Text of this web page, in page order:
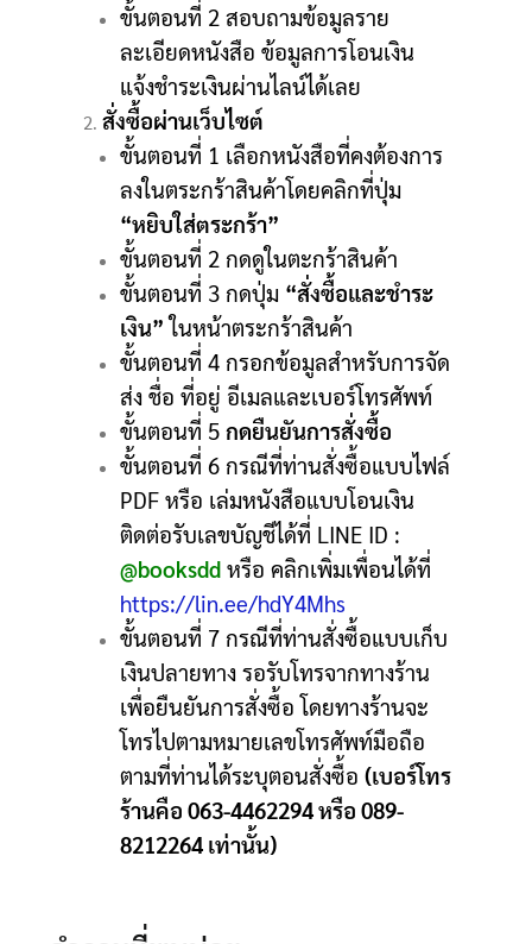
ขั้นตอนที่ 2 สอบถามข้อมูลราย
ละเอียดหนังสือ ข้อมูลการโอนเงิน
แจ้งชำระเงินผ่านไลน์ได้เลย
สั่งซื้อผ่านเว็บไซต์
ขั้นตอนที่ 1 เลือกหนังสือที่คงต้องการ
ลงในตระกร้าสินค้าโดยคลิกที่ปุ่ม
“หยิบใส่ตระกร้า”
ขั้นตอนที่ 2 กดดูในตะกร้าสินค้า
ขั้นตอนที่ 3 กดปุ่ม “สั่งซื้อและชำระ
เงิน”ในหน้าตระกร้าสินค้า
ขั้นตอนที่ 4 กรอกข้อมูลสำหรับการจัด
ส่ง ชื่อ ที่อยู่ อีเมลและเบอร์โทรศัพท์
ขั้นตอนที่ 5กดยืนยันการสั่งซื้อ
ขั้นตอนที่ 6 กรณีที่ท่านสั่งซื้อแบบไฟล์
PDF หรือ เล่มหนังสือแบบโอนเงิน
ติดต่อรับเลขบัญชีได้ที่ LINE ID :
@booksdd หรือ คลิกเพิ่มเพื่อนได้ที่
https://lin.ee/hdY4Mhs
ขั้นตอนที่ 7 กรณีที่ท่านสั่งซื้อแบบเก็บ
เงินปลายทาง รอรับโทรจากทางร้าน
เพื่อยืนยันการสั่งซื้อ โดยทางร้านจะ
โทรไปตามหมายเลขโทรศัพท์มือถือ
ตามที่ท่านได้ระบุตอนสั่งซื้อ(เบอร์โทร
ร้านคือ 063-4462294 หรือ 089-
8212264 เท่านั้น)